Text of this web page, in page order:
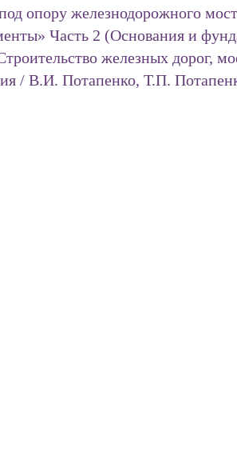
опору железнодорожного
Часть 2 (Основания и
железных дорог,
/ В.И. Потапенко, Т.П.